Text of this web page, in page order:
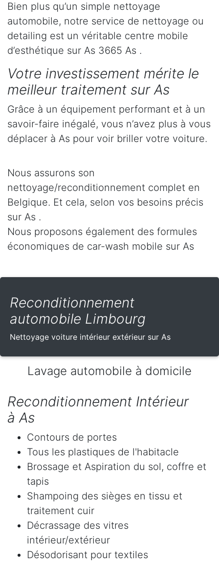
Bien plus qu’un simple nettoyage
automobile, notre service de nettoyage ou
detailing est un véritable centre mobile
d’esthétique sur As 3665 As .
Votre investissement mérite le
meilleur traitement sur As
Grâce à un équipement performant et à un
savoir-faire inégalé, vous n’avez plus à vous
déplacer à As pour voir briller votre voiture.
Nous assurons son
nettoyage/reconditionnement complet en
Belgique. Et cela, selon vos besoins précis
sur As .
Nous proposons également des formules
économiques de car-wash mobile sur As
Reconditionnement
automobile Limbourg
Nettoyage voiture intérieur extérieur sur As
Lavage automobile à domicile
Reconditionnement Intérieur
à As
Contours de portes
Tous les plastiques de l'habitacle
Brossage et Aspiration du sol, coffre et
tapis
Shampoing des sièges en tissu et
traitement cuir
Décrassage des vitres
intérieur/extérieur
Désodorisant pour textiles